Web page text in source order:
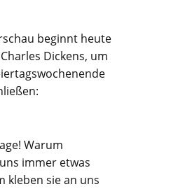
beginnt heute
Dickens, um
Warum
immer etwas
kleben sie an uns